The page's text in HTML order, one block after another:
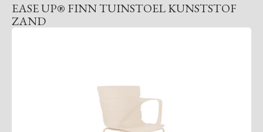
EASE UP® FINN TUINSTOEL KUNSTSTOF
ZAND